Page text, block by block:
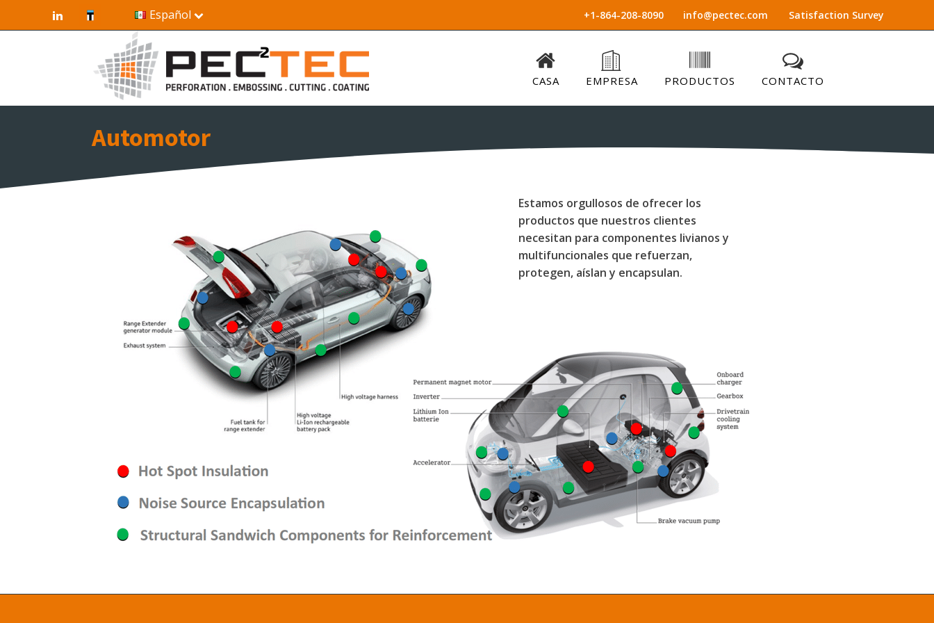
Español +1-864-208-8090 info@pectec.com Satisfaction Survey
CASA EMPRESA PRODUCTOS CONTACTO
Automotor
Estamos orgullosos de ofrecer los
productos que nuestros clientes
necesitan para componentes livianos y
multifuncionales que refuerzan,
protegen, aíslan y encapsulan.